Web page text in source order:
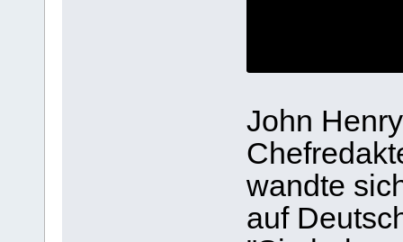
John
wandte
auf